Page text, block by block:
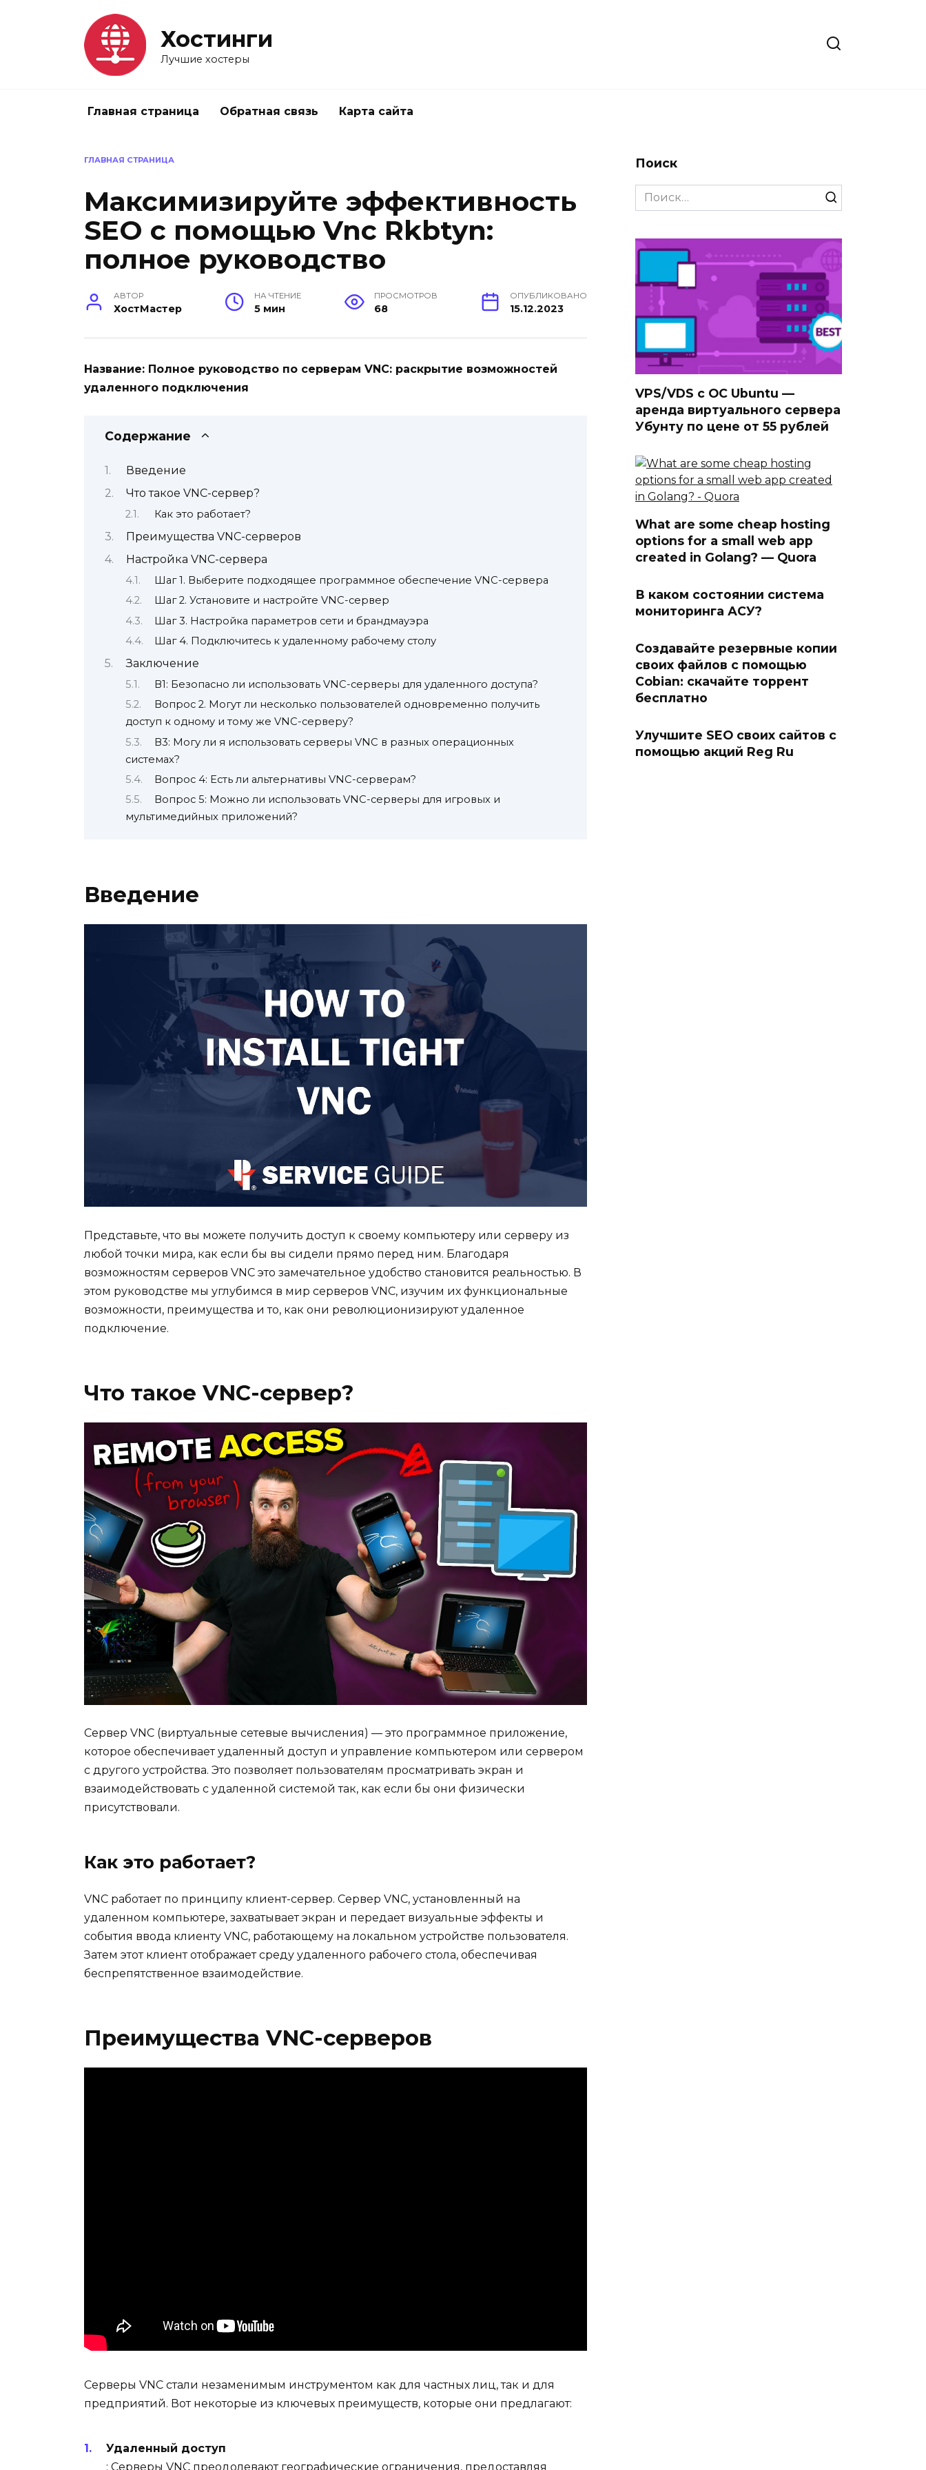
Хостинги
Лучшие хостеры
Главная страница Обратная связь Карта сайта
ГЛАВНАЯ СТРАНИЦА
Максимизируйте эффективность
SEO с помощью Vnc Rkbtyn:
полное руководство
АВТОР
ХостМастер
НА ЧТЕНИЕ
5 мин
ПРОСМОТРОВ
68
ОПУБЛИКОВАНО
15.12.2023
Название: Полное руководство по серверам VNC: раскрытие возможностей
удаленного подключения
Содержание
Введение
Что такое VNC-сервер?
Как это работает?
Преимущества VNC-серверов
Настройка VNC-сервера
Шаг 1. Выберите подходящее программное обеспечение VNC-сервера
Шаг 2. Установите и настройте VNC-сервер
Шаг 3. Настройка параметров сети и брандмауэра
Шаг 4. Подключитесь к удаленному рабочему столу
Заключение
В1: Безопасно ли использовать VNC-серверы для удаленного доступа?
Вопрос 2. Могут ли несколько пользователей одновременно получить
доступ к одному и тому же VNC-серверу?
В3: Могу ли я использовать серверы VNC в разных операционных
системах?
Вопрос 4: Есть ли альтернативы VNC-серверам?
Вопрос 5: Можно ли использовать VNC-серверы для игровых и
мультимедийных приложений?
Введение
Представьте, что вы можете получить доступ к своему компьютеру или серверу из
любой точки мира, как если бы вы сидели прямо перед ним. Благодаря
возможностям серверов VNC это замечательное удобство становится реальностью. В
этом руководстве мы углубимся в мир серверов VNC, изучим их функциональные
возможности, преимущества и то, как они революционизируют удаленное
подключение.
Что такое VNC-сервер?
Сервер VNC (виртуальные сетевые вычисления) — это программное приложение,
которое обеспечивает удаленный доступ и управление компьютером или сервером
с другого устройства. Это позволяет пользователям просматривать экран и
взаимодействовать с удаленной системой так, как если бы они физически
присутствовали.
Как это работает?
VNC работает по принципу клиент-сервер. Сервер VNC, установленный на
удаленном компьютере, захватывает экран и передает визуальные эффекты и
события ввода клиенту VNC, работающему на локальном устройстве пользователя.
Затем этот клиент отображает среду удаленного рабочего стола, обеспечивая
беспрепятственное взаимодействие.
Преимущества VNC-серверов
Серверы VNC стали незаменимым инструментом как для частных лиц, так и для
предприятий. Вот некоторые из ключевых преимуществ, которые они предлагают:
Удаленный доступ
: Серверы VNC преодолевают географические ограничения, предоставляя
Поиск
Search
for:
VPS/VDS с ОС Ubuntu —
аренда виртуального сервера
Убунту по цене от 55 рублей
What are some cheap hosting
options for a small web app
created in Golang? — Quora
В каком состоянии система
мониторинга АСУ?
Создавайте резервные копии
своих файлов с помощью
Cobian: скачайте торрент
бесплатно
Улучшите SEO своих сайтов с
помощью акций Reg Ru